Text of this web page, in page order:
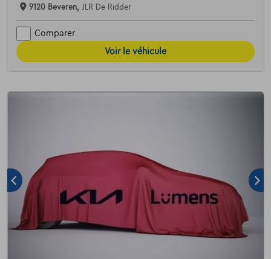
9120 Beveren, JLR De Ridder
Comparer
Voir le véhicule